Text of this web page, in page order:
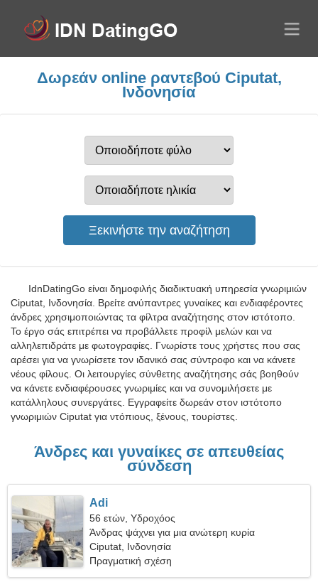
Δωρεάν online ραντεβού Ciputat,
Ινδονησία
IdnDatingGo είναι δημοφιλής διαδικτυακή υπηρεσία γνωριμιών
Ciputat, Ινδονησία. Βρείτε ανύπαντρες γυναίκες και ενδιαφέροντες
άνδρες χρησιμοποιώντας τα φίλτρα αναζήτησης στον ιστότοπο.
Το έργο σάς επιτρέπει να προβάλλετε προφίλ μελών και να
αλληλεπιδράτε με φωτογραφίες. Γνωρίστε τους χρήστες που σας
αρέσει για να γνωρίσετε τον ιδανικό σας σύντροφο και να κάνετε
νέους φίλους. Οι λειτουργίες σύνθετης αναζήτησης σάς βοηθούν
να κάνετε ενδιαφέρουσες γνωριμίες και να συνομιλήσετε με
κατάλληλους συνεργάτες. Εγγραφείτε δωρεάν στον ιστότοπο
γνωριμιών Ciputat για ντόπιους, ξένους, τουρίστες.
Άνδρες και γυναίκες σε απευθείας
σύνδεση
Adi
56 ετών, Υδροχόος
Άνδρας ψάχνει για μια ανώτερη κυρία
Ciputat, Ινδονησία
Πραγματική σχέση